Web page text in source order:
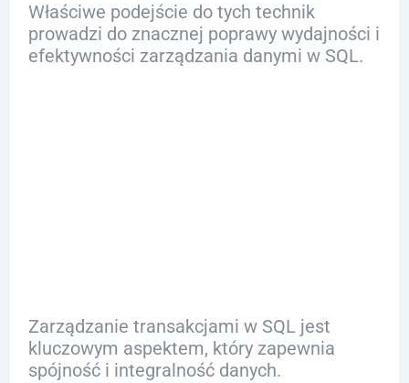
Właściwe podejście do tych technik
prowadzi do znacznej poprawy wydajności i
efektywności zarządzania danymi w SQL.
Zarządzanie transakcjami w SQL jest
kluczowym aspektem, który zapewnia
spójność i integralność danych.